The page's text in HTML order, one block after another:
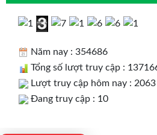
Năm nay : 354686
Tổng số lượt truy cập :
Lượt truy cập hôm nay : 2063
Đang truy cập : 10